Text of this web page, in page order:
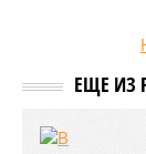
ЕЩЕ ИЗ